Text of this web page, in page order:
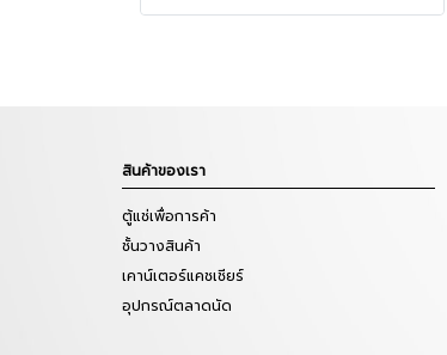
สินค้าของเรา
ตู้แช่เพื่อการค้า
ชั้นวางสินค้า
เคาน์เตอร์แคชเชียร์
อุปกรณ์ตลาดนัด